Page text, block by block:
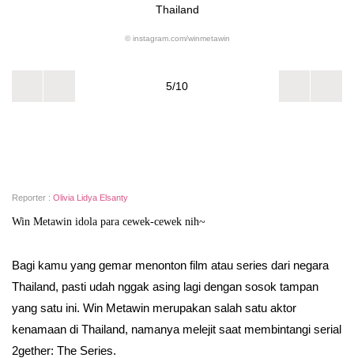
Thailand
© instagram.com/winmetawin
5/10
Reporter : Olivia Lidya Elsanty
Win Metawin idola para cewek-cewek nih~
Bagi kamu yang gemar menonton film atau series dari negara
Thailand, pasti udah nggak asing lagi dengan sosok tampan
yang satu ini. Win Metawin merupakan salah satu aktor
kenamaan di Thailand, namanya melejit saat membintangi serial
2gether: The Series.